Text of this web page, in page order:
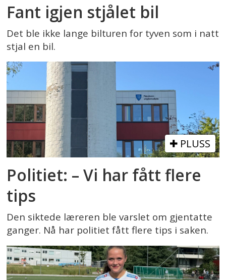
Fant igjen stjålet bil
Det ble ikke lange bilturen for tyven som i natt
stjal en bil.
PLUSS
Politiet: – Vi har fått flere
tips
Den siktede læreren ble varslet om gjentatte
ganger. Nå har politiet fått flere tips i saken.